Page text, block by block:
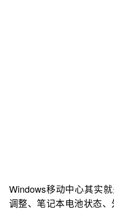
Windows移动中心其实
调整、笔记本电池状态